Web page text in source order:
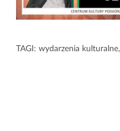
TAGI: wydarzenia kulturalne,